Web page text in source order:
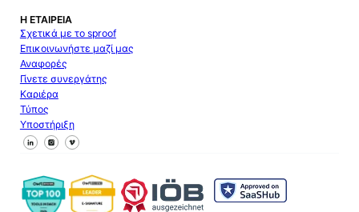
Η ΕΤΑΙΡΕΊΑ
Σχετικά με το sproof
Επικοινωνήστε μαζί μας
Αναφορές
Γίνετε συνεργάτης
Καριέρα
Τύπος
Υποστήριξη
Ακολουθήστε μας στο Facebook
Ακολουθήστε μας στο X
Ακολουθήστε μας στο LinkedIn